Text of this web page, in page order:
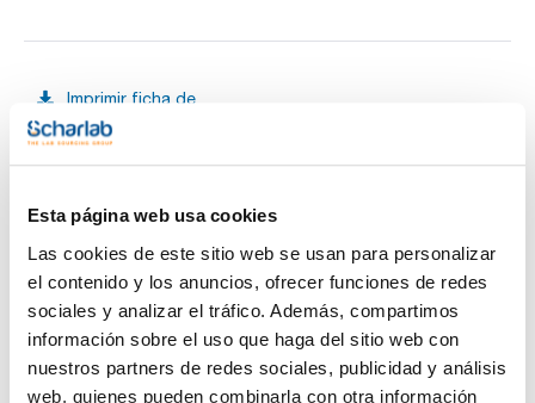
Esta página web usa cookies
Las cookies de este sitio web se usan para personalizar
el contenido y los anuncios, ofrecer funciones de redes
sociales y analizar el tráfico. Además, compartimos
información sobre el uso que haga del sitio web con
nuestros partners de redes sociales, publicidad y análisis
web, quienes pueden combinarla con otra información
Imprimir ficha de
producto
Características
Tamaño de partícula (μm) : 5
Diámetro interno (mm) : 4,6
Scharlab le ofrece las columnas originales ProntoSIL
fabricadas por BISCHOFF Chromatography. Se trata de una
sílica esférica ultrapura (99,999%).
Estrictos controles de fabricación garantizan una gran
constancia en: distribución de partícula y de poro, tamaño y
Ver más
Documentación técnica
TDS / Ficha técnica
COA